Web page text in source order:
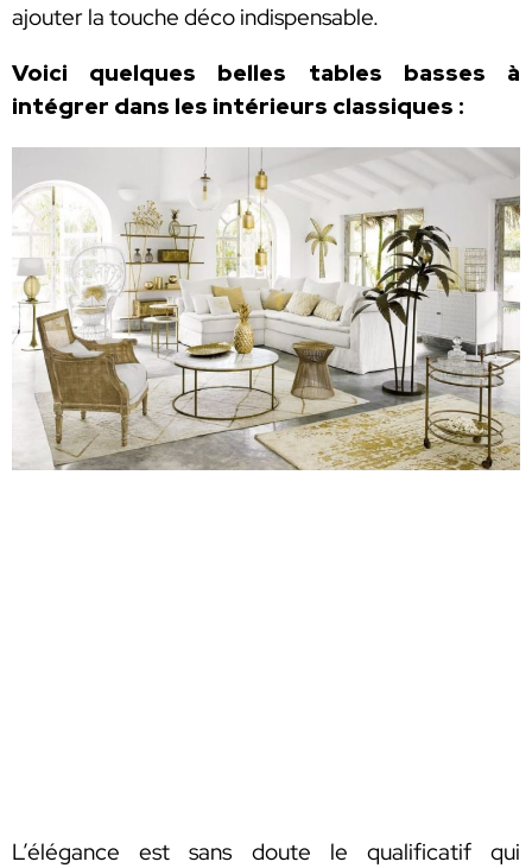
ajouter la touche déco indispensable.
Voici quelques belles tables basses à
intégrer dans les intérieurs classiques :
L’élégance est sans doute le qualificatif qui